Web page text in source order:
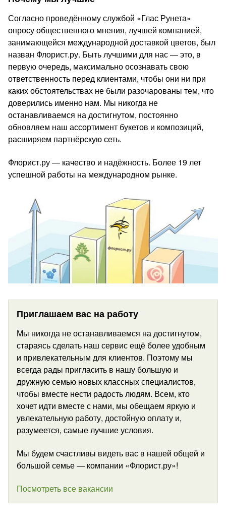
Согласно проведённому службой «Глас Рунета»
опросу общественного мнения, лучшей компанией,
занимающейся международной доставкой цветов, был
назван Флорист.ру. Быть лучшими для нас — это, в
первую очередь, максимально осознавать свою
ответственность перед клиентами, чтобы они ни при
каких обстоятельствах не были разочарованы тем, что
доверились именно нам. Мы никогда не
останавливаемся на достигнутом, постоянно
обновляем наш ассортимент букетов и композиций,
расширяем партнёрскую сеть.
Флорист.ру — качество и надёжность. Более 19 лет
успешной работы на международном рынке.
Приглашаем вас на работу
Мы никогда не останавливаемся на достигнутом,
стараясь сделать наш сервис ещё более удобным
и привлекательным для клиентов. Поэтому мы
всегда рады пригласить в нашу большую и
дружную семью новых классных специалистов,
чтобы вместе нести радость людям. Всем, кто
хочет идти вместе с нами, мы обещаем яркую и
увлекательную работу, достойную оплату и,
разумеется, самые лучшие условия.
Мы будем счастливы видеть вас в нашей общей и
большой семье — компании «Флорист.ру»!
Посмотреть все вакансии